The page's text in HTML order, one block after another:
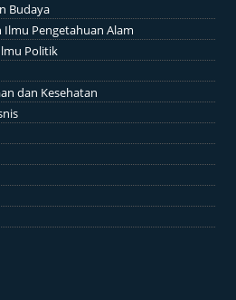
Budaya
Pengetahuan Alam
Politik
dan Kesehatan